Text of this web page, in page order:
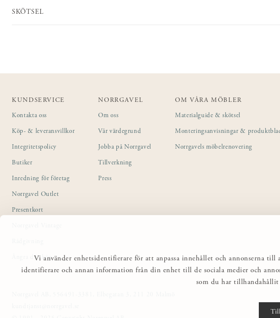
Vi använder enhetsidentifierare för att anpassa innehållet och annonserna
identifierare och annan information från din enhet till de sociala medier och
som du har tillhandahållit
SKÖTSEL
KUNDSERVICE
Kontakta oss
Köp- & leveransvillkor
Integritetspolicy
Butiker
Inredning för företag
Norrgavel Outlet
Presentkort
Ångra ditt köp
NORRGAVEL
Om oss
Vår värdegrund
Jobba på Norrgavel
Tillverkning
Press
OM VÅRA MÖBLER
Materialguide & skötsel
Monteringsanvisningar &
Norrgavels möbelrenovering